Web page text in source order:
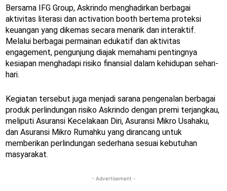
Bersama IFG Group, Askrindo menghadirkan berbagai
aktivitas literasi dan activation booth bertema proteksi
keuangan yang dikemas secara menarik dan interaktif.
Melalui berbagai permainan edukatif dan aktivitas
engagement, pengunjung diajak memahami pentingnya
kesiapan menghadapi risiko finansial dalam kehidupan sehari-
hari.
Kegiatan tersebut juga menjadi sarana pengenalan berbagai
produk perlindungan risiko Askrindo dengan premi terjangkau,
meliputi Asuransi Kecelakaan Diri, Asuransi Mikro Usahaku,
dan Asuransi Mikro Rumahku yang dirancang untuk
memberikan perlindungan sederhana sesuai kebutuhan
masyarakat.
- Advertisement -